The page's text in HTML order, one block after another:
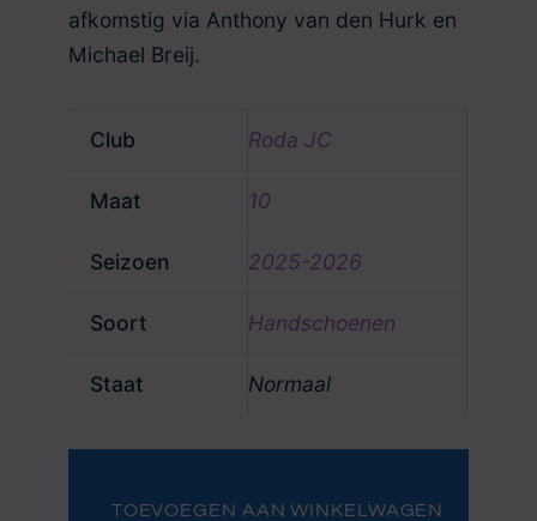
afkomstig via Anthony van den Hurk en
Michael Breij.
Club Roda JC
Maat 10
Seizoen 2025-2026
Soort Handschoenen
Staat Normaal
ZichTOEVOEGEN AAN WINKELWAGEN